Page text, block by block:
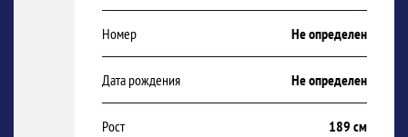
Номер Не определен
Дата рождения Не определен
Рост 189 см